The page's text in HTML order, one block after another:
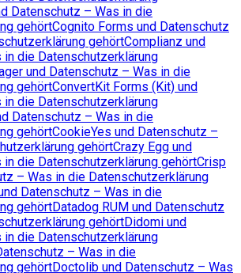
Datenschutz – Was in die
gehörtCognito Forms und Datenschutz
gehörtComplianz und
die Datenschutzerklärung
und Datenschutz – Was in die
gehörtConvertKit Forms (Kit) und
die Datenschutzerklärung
Datenschutz – Was in die
gehörtCookieYes und Datenschutz –
gehörtCrazy Egg und
die Datenschutzerklärung gehörtCrisp
– Was in die Datenschutzerklärung
Datenschutz – Was in die
gehörtDatadog RUM und Datenschutz
gehörtDidomi und
die Datenschutzerklärung
– Was in die
gehörtDoctolib und Datenschutz – Was